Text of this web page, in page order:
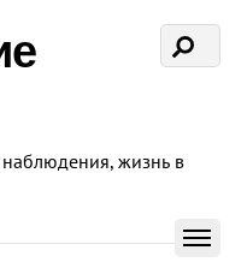
жизнь в